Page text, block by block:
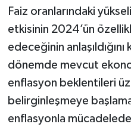
Faiz oranlarındaki
etkisinin 2024’ün
edeceğinin
dönemde mevcut
enflasyon beklentileri
belirginleşmeye
enflasyonla mücadelede